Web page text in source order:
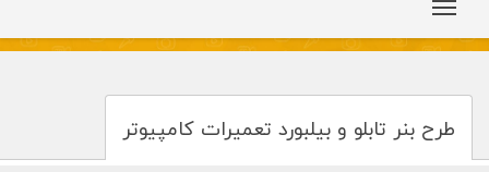
طرح بنر تابلو و بیلبورد تعمیرات کامپیوتر